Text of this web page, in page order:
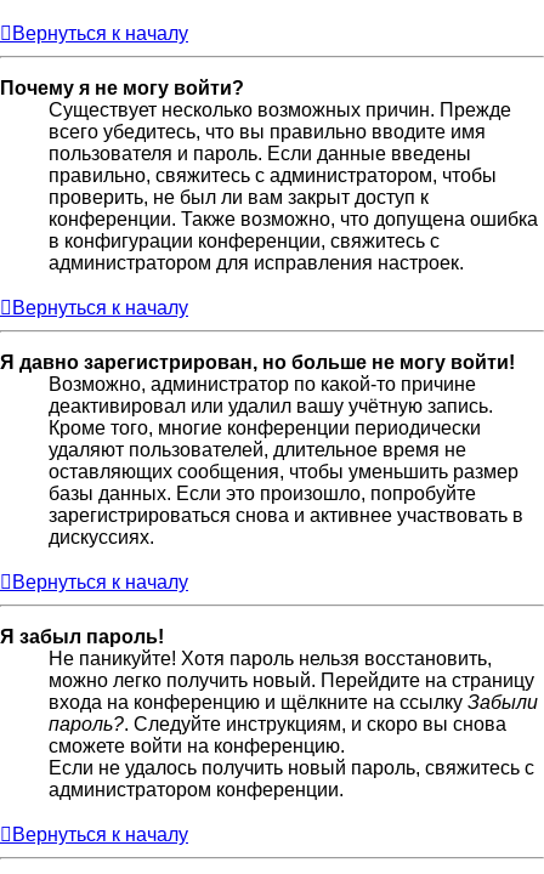
Вернуться к началу
Почему я не могу войти?
Существует несколько возможных причин. Прежде
всего убедитесь, что вы правильно вводите имя
пользователя и пароль. Если данные введены
правильно, свяжитесь с администратором, чтобы
проверить, не был ли вам закрыт доступ к
конференции. Также возможно, что допущена ошибка
в конфигурации конференции, свяжитесь с
администратором для исправления настроек.
Вернуться к началу
Я давно зарегистрирован, но больше не могу войти!
Возможно, администратор по какой-то причине
деактивировал или удалил вашу учётную запись.
Кроме того, многие конференции периодически
удаляют пользователей, длительное время не
оставляющих сообщения, чтобы уменьшить размер
базы данных. Если это произошло, попробуйте
зарегистрироваться снова и активнее участвовать в
дискуссиях.
Вернуться к началу
Я забыл пароль!
Не паникуйте! Хотя пароль нельзя восстановить,
можно легко получить новый. Перейдите на страницу
входа на конференцию и щёлкните на ссылку Забыли
пароль?. Следуйте инструкциям, и скоро вы снова
сможете войти на конференцию.
Если не удалось получить новый пароль, свяжитесь с
администратором конференции.
Вернуться к началу